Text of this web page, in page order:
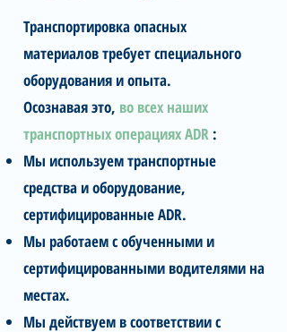
Транспортировка опасных
материалов требует специального
оборудования и опыта.
Осознавая это, во всех наших
транспортных операциях ADR :
Мы используем транспортные
средства и оборудование,
сертифицированные ADR.
Мы работаем с обученными и
сертифицированными водителями на
местах.
Мы действуем в соответствии с